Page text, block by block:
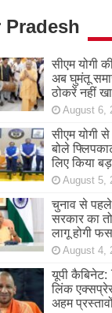
Pradesh
सीएम योगी
अब घुमंतू
ठोकरें नहीं
August 6,
सीएम योगी
बोले
लिए किया
August 5,
चुनाव से पहले
सरकार का
लागू होगी
August 4,
यूपी कैबिनेट:
लिंक
अहम